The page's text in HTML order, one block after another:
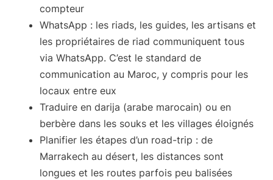
compteur
WhatsApp : les riads, les guides, les artisans et
les propriétaires de riad communiquent tous
via WhatsApp. C’est le standard de
communication au Maroc, y compris pour les
locaux entre eux
Traduire en darija (arabe marocain) ou en
berbère dans les souks et les villages éloignés
Planifier les étapes d’un road-trip : de
Marrakech au désert, les distances sont
longues et les routes parfois peu balisées